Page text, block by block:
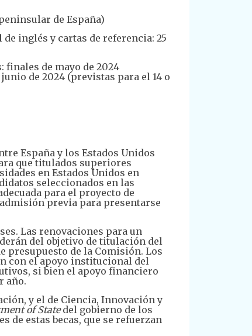
de España)
inglés y cartas de referencia: 25
de mayo de 2024
de 2024 (previstas para el 14 o
España y los Estados Unidos
que titulados superiores
en Estados Unidos en
seleccionados en las
para el proyecto de
previa para presentarse
Las renovaciones para un
del objetivo de titulación del
presupuesto de la Comisión. Los
con el apoyo institucional del
si bien el apoyo financiero
año.
y el de Ciencia, Innovación y
of Statedel gobierno de los
de estas becas, que se refuerzan